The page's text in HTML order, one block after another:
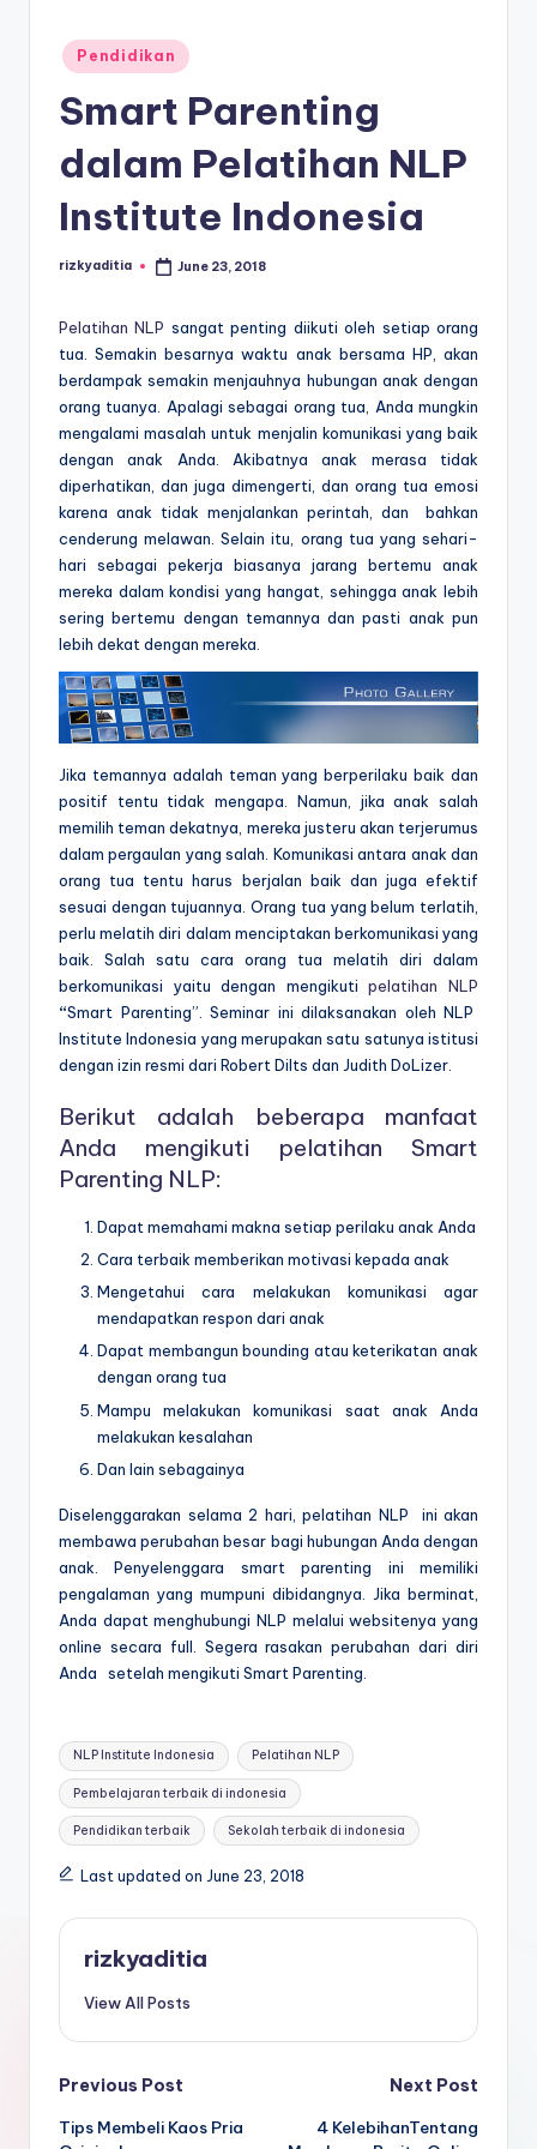
si
Posted
in
Pendidikan
Smart Parenting
dalam Pelatihan NLP
Institute Indonesia
Posted
rizkyaditia June 23, 2018
Pelatihan NLP sangat penting diikuti oleh setiap orang
tua. Semakin besarnya waktu anak bersama HP, akan
berdampak semakin menjauhnya hubungan anak dengan
orang tuanya. Apalagi sebagai orang tua, Anda mungkin
mengalami masalah untuk menjalin komunikasi yang baik
dengan anak Anda. Akibatnya anak merasa tidak
diperhatikan, dan juga dimengerti, dan orang tua emosi
karena anak tidak menjalankan perintah, dan bahkan
cenderung melawan. Selain itu, orang tua yang sehari-
hari sebagai pekerja biasanya jarang bertemu anak
mereka dalam kondisi yang hangat, sehingga anak lebih
sering bertemu dengan temannya dan pasti anak pun
lebih dekat dengan mereka.
Jika temannya adalah teman yang berperilaku baik dan
positif tentu tidak mengapa. Namun, jika anak salah
memilih teman dekatnya, mereka justeru akan terjerumus
dalam pergaulan yang salah. Komunikasi antara anak dan
orang tua tentu harus berjalan baik dan juga efektif
sesuai dengan tujuannya. Orang tua yang belum terlatih,
perlu melatih diri dalam menciptakan berkomunikasi yang
baik. Salah satu cara orang tua melatih diri dalam
berkomunikasi yaitu dengan mengikutipelatihan NLP
“Smart Parenting”. Seminar ini dilaksanakan oleh NLP
Institute Indonesia yang merupakan satu satunya istitusi
dengan izin resmi dari Robert Dilts dan Judith DoLizer.
Berikut adalah beberapa manfaat
Anda mengikuti pelatihan Smart
Parenting NLP:
Dapat memahami makna setiap perilaku anak Anda
Cara terbaik memberikan motivasi kepada anak
Mengetahui cara melakukan komunikasi agar
mendapatkan respon dari anak
Dapat membangun bounding atau keterikatan anak
dengan orang tua
Mampu melakukan komunikasi saat anak Anda
melakukan kesalahan
Dan lain sebagainya
Diselenggarakan selama 2 hari, pelatihan NLP ini akan
membawa perubahan besar bagi hubungan Anda dengan
anak. Penyelenggara smart parenting ini memiliki
pengalaman yang mumpuni dibidangnya. Jika berminat,
Anda dapat menghubungi NLP melalui websitenya yang
online secara full. Segera rasakan perubahan dari diri
Anda setelah mengikuti Smart Parenting.
Tags:
NLP Institute Indonesia Pelatihan NLP
Pembelajaran terbaik di indonesia
Pendidikan terbaik Sekolah terbaik di indonesia
Last updated on June 23, 2018
rizkyaditia
View All Posts
Post
Previous Post
Tips Membeli Kaos Pria
Next Post
4 KelebihanTentang